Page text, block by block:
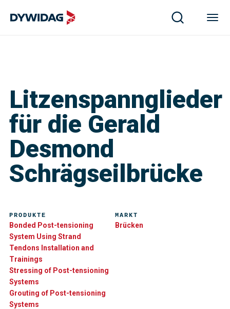
Litzenspannglieder
für die Gerald
Desmond
Schrägseilbrücke
PRODUKTE
Bonded Post-tensioning
System Using Strand
Tendons Installation and
Trainings
Stressing of Post-tensioning
Systems
Grouting of Post-tensioning
Systems
MARKT
Brücken